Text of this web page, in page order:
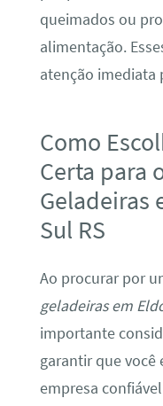
queimados ou
alimentação.
atenção imediata
Como
Certa para
Geladeiras
Sul RS
Ao procurar por
geladeiras em
importante
garantir que
empresa